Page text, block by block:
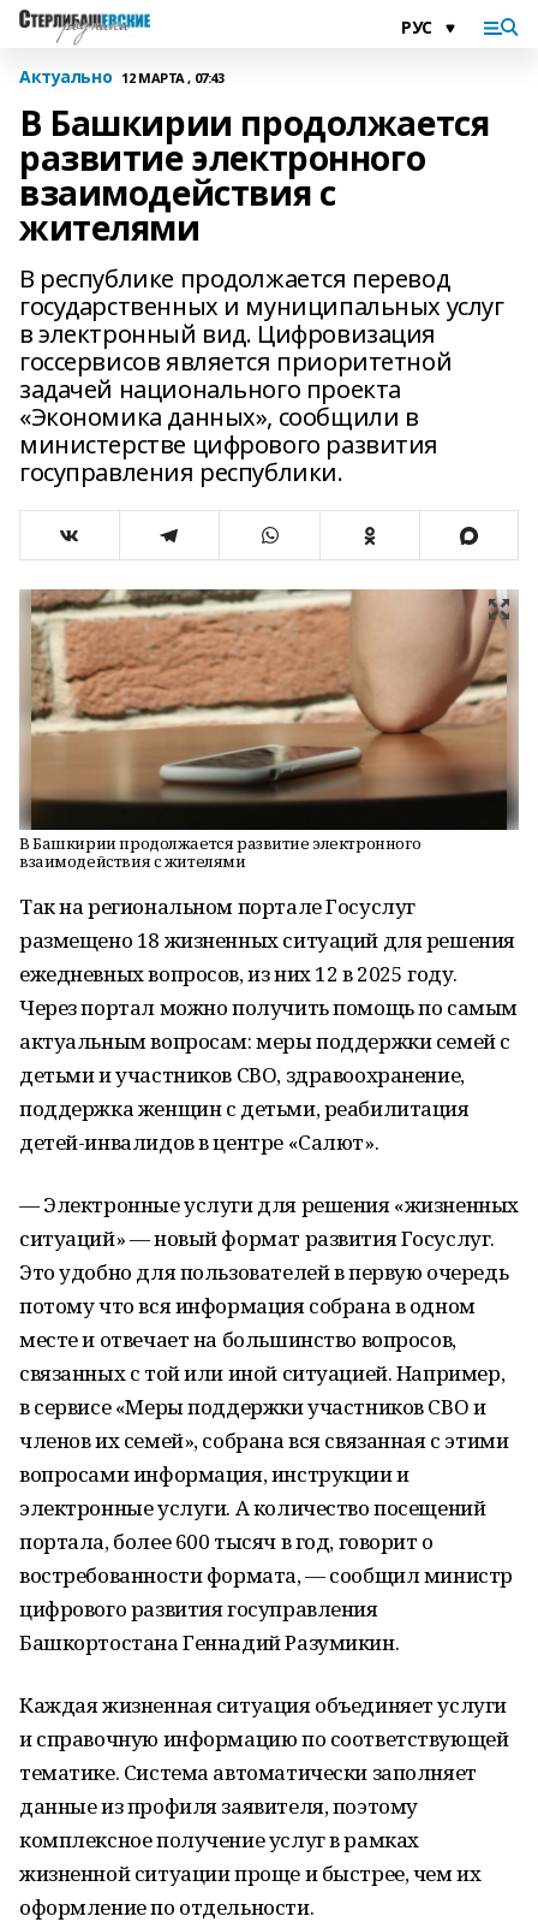
Актуально 12 МАРТА , 07:43
В Башкирии продолжается
развитие электронного
взаимодействия с
жителями
В республике продолжается перевод
государственных и муниципальных услуг
в электронный вид. Цифровизация
госсервисов является приоритетной
задачей национального проекта
«Экономика данных», сообщили в
министерстве цифрового развития
госуправления республики.
В Башкирии продолжается развитие электронного
взаимодействия с жителями
Так на региональном портале Госуслуг
размещено 18 жизненных ситуаций для решения
ежедневных вопросов, из них 12 в 2025 году.
Через портал можно получить помощь по самым
актуальным вопросам: меры поддержки семей с
детьми и участников СВО, здравоохранение,
поддержка женщин с детьми, реабилитация
детей-инвалидов в центре «Салют».
— Электронные услуги для решения «жизненных
ситуаций» — новый формат развития Госуслуг.
Это удобно для пользователей в первую очередь
потому что вся информация собрана в одном
месте и отвечает на большинство вопросов,
связанных с той или иной ситуацией. Например,
в сервисе «Меры поддержки участников СВО и
членов их семей», собрана вся связанная с этими
вопросами информация, инструкции и
электронные услуги. А количество посещений
портала, более 600 тысяч в год, говорит о
востребованности формата, — сообщил министр
цифрового развития госуправления
Башкортостана Геннадий Разумикин.
Каждая жизненная ситуация объединяет услуги
и справочную информацию по соответствующей
тематике. Система автоматически заполняет
данные из профиля заявителя, поэтому
комплексное получение услуг в рамках
жизненной ситуации проще и быстрее, чем их
оформление по отдельности.